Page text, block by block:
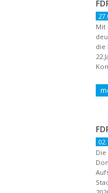
Mit
die
Die